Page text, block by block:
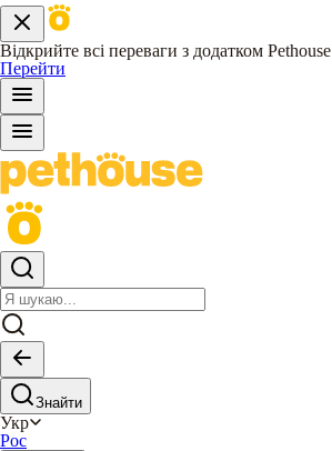
Відкрийте всі переваги з додатком Pethouse
Перейти
Знайти
Укр
Рос